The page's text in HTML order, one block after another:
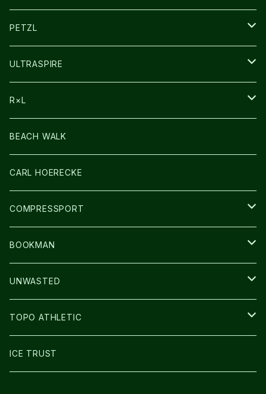
その他GOODS
PETZL
HEADLAMP
ULTRASPIRE
BAG
LIGHT
R×L
SOCKS・LEGWARMER
アームカバー
GLOVE
BEACH WALK
CARL HOERECKE
COMPRESSPORT
CAP/HAT
BAG
BOOKMAN
LIGHT
UNWASTED
GLOVE
TOPO ATHLETIC
SHOES
ICE TRUST